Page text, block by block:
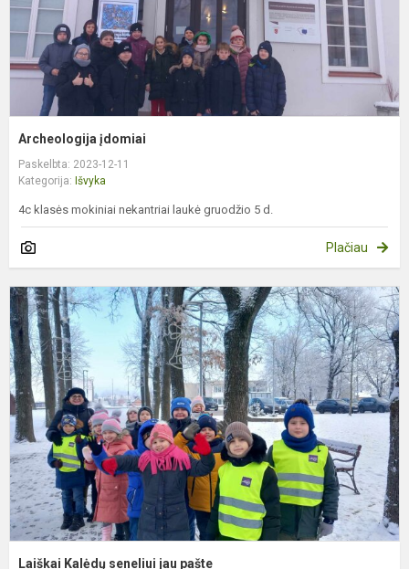
Archeologija įdomiai
Paskelbta: 2023-12-11
Kategorija: Išvyka
4c klasės mokiniai nekantriai laukė gruodžio 5 d.
Plačiau
Laiškai Kalėdų seneliui jau pašte